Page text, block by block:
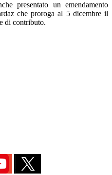
presentato un emendamento
che proroga al 5 dicembre il
di contributo.